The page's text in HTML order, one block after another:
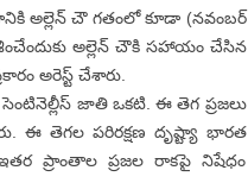
అల్లెన్ చౌ గతంలో కూడా (నవంబర్
అల్లెన్ చౌకి సహాయం చేసిన
అరెస్ట్ చేశారు.
జాతి ఒకటి. ఈ తెగ ప్రజలు
ఈ తెగల పరిరక్షణ దృష్ట్యా భారత
ఇతర ప్రాంతాల ప్రజల రాకపై నిషేధం